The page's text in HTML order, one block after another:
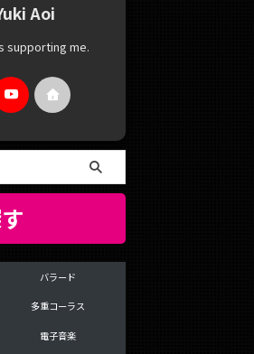
Aoi
supporting me.
バラード
多重コーラス
電子音楽